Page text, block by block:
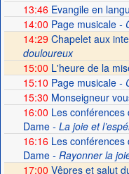
13:46Evangile en
14:00 Page musicale-
14:29 Chapelet aux
douloureux
15:00 L'heure de la
15:10 Page musicale-
15:30 Monseigneur
16:00 Les conférences
Dame- La joie et
16:16Les conférences
Dame- Rayonner la
17:00 Vêpres et salut